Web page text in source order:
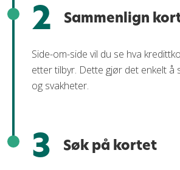
2 Sammenlign
Side-om-side vil du se hva
etter tilbyr. Dette gjør det enkelt å
og svakheter.
3 Søk på kortet